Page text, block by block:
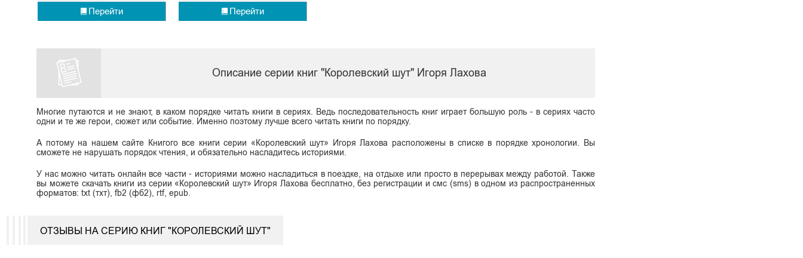
Перейти Перейти
Описание серии книг "Королевский шут" Игоря Лахова
Многие путаются и не знают, в каком порядке читать книги в сериях. Ведь последовательность книг играет большую роль - в сериях часто
одни и те же герои, сюжет или событие. Именно поэтому лучше всего читать книги по порядку.
А потому на нашем сайте Книгого все книги серии «Королевский шут» Игоря Лахова расположены в списке в порядке хронологии. Вы
сможете не нарушать порядок чтения, и обязательно насладитесь историями.
У нас можно читать онлайн все части - историями можно насладиться в поездке, на отдыхе или просто в перерывах между работой. Также
вы можете скачать книги из серии «Королевский шут» Игоря Лахова бесплатно, без регистрации и смс (sms) в одном из распространенных
форматов: txt (тхт), fb2 (фб2), rtf, epub.
ОТЗЫВЫ НА СЕРИЮ КНИГ "КОРОЛЕВСКИЙ ШУТ"